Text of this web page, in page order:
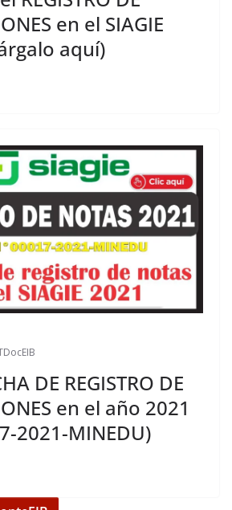
en el SIAGIE
aquí)
DE REGISTRO DE
en el año 2021
2021-MINEDU)